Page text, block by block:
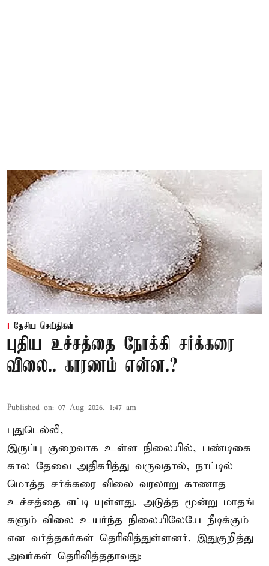
தேசிய செய்திகள்
புதிய உச்சத்தை நோக்கி சர்க்கரை
விலை.. காரணம் என்ன.?
Published on: 07 Aug 2026, 1:47 am
புதுடெல்லி,
இருப்பு குறைவாக உள்ள நிலையில், பண்டிகை
கால தேவை அதிகரித்து வருவதால், நாட்டில்
மொத்த சர்க்கரை விலை வரலாறு காணாத
உச்சத்தை எட்டி யுள்ளது. அடுத்த மூன்று மாதங்
களும் விலை உயர்ந்த நிலையிலேயே நீடிக்கும்
என வர்த்தகர்கள் தெரிவித்துள்ளனர். இதுகுறித்து
அவர்கள் தெரிவித்ததாவது: